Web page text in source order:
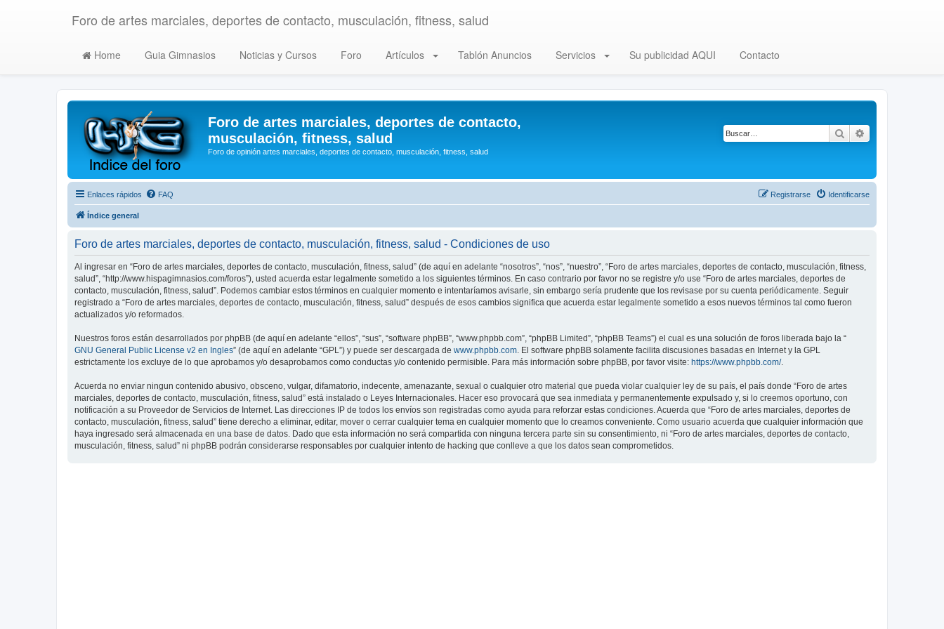
Foro de artes marciales, deportes de contacto, musculación, fitness, salud
Home Guia Gimnasios Noticias y Cursos Foro Artículos Tablón Anuncios Servicios Su publicidad AQUI Contacto
Foro de artes marciales, deportes de contacto,
musculación, fitness, salud
Foro de opinión artes marciales, deportes de contacto, musculación, fitness, salud
Buscar
Enlaces rápidos FAQ Identificarse
Registrarse
Índice general
Foro de artes marciales, deportes de contacto, musculación, fitness, salud - Condiciones de uso
Al ingresar en “Foro de artes marciales, deportes de contacto, musculación, fitness, salud” (de aquí en adelante “nosotros”, “nos”, “nuestro”, “Foro de artes marciales, deportes de contacto, musculación, fitness,
salud”, “http://www.hispagimnasios.com/foros”), usted acuerda estar legalmente sometido a los siguientes términos. En caso contrario por favor no se registre y/o use “Foro de artes marciales, deportes de
contacto, musculación, fitness, salud”. Podemos cambiar estos términos en cualquier momento e intentaríamos avisarle, sin embargo sería prudente que los revisase por su cuenta periódicamente. Seguir
registrado a “Foro de artes marciales, deportes de contacto, musculación, fitness, salud” después de esos cambios significa que acuerda estar legalmente sometido a esos nuevos términos tal como fueron
actualizados y/o reformados.
Nuestros foros están desarrollados por phpBB (de aquí en adelante “ellos”, “sus”, “software phpBB”, “www.phpbb.com”, “phpBB Limited”, “phpBB Teams”) el cual es una solución de foros liberada bajo la “
GNU General Public License v2 en Ingles” (de aquí en adelante “GPL”) y puede ser descargada de www.phpbb.com. El software phpBB solamente facilita discusiones basadas en Internet y la GPL
estrictamente los excluye de lo que aprobamos y/o desaprobamos como conductas y/o contenido permisible. Para más información sobre phpBB, por favor visite: https://www.phpbb.com/.
Acuerda no enviar ningun contenido abusivo, obsceno, vulgar, difamatorio, indecente, amenazante, sexual o cualquier otro material que pueda violar cualquier ley de su país, el país donde “Foro de artes
marciales, deportes de contacto, musculación, fitness, salud” está instalado o Leyes Internacionales. Hacer eso provocará que sea inmediata y permanentemente expulsado y, si lo creemos oportuno, con
notificación a su Proveedor de Servicios de Internet. Las direcciones IP de todos los envíos son registradas como ayuda para reforzar estas condiciones. Acuerda que “Foro de artes marciales, deportes de
contacto, musculación, fitness, salud” tiene derecho a eliminar, editar, mover o cerrar cualquier tema en cualquier momento que lo creamos conveniente. Como usuario acuerda que cualquier información que
haya ingresado será almacenada en una base de datos. Dado que esta información no será compartida con ninguna tercera parte sin su consentimiento, ni “Foro de artes marciales, deportes de contacto,
musculación, fitness, salud” ni phpBB podrán considerarse responsables por cualquier intento de hacking que conlleve a que los datos sean comprometidos.